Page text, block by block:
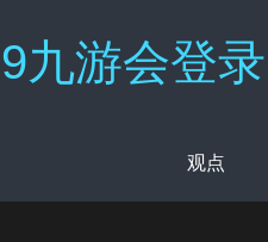
九游会登录
观点